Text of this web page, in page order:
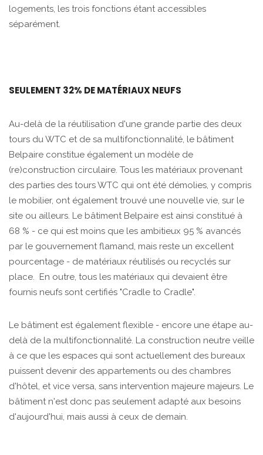
logements, les trois fonctions étant accessibles
séparément.
SEULEMENT 32% DE MATÉRIAUX NEUFS
Au-delà de la réutilisation d'une grande partie des deux
tours du WTC et de sa multifonctionnalité, le bâtiment
Belpaire constitue également un modèle de
(re)construction circulaire. Tous les matériaux provenant
des parties des tours WTC qui ont été démolies, y compris
le mobilier, ont également trouvé une nouvelle vie, sur le
site ou ailleurs. Le bâtiment Belpaire est ainsi constitué à
68 % - ce qui est moins que les ambitieux 95 % avancés
par le gouvernement flamand, mais reste un excellent
pourcentage - de matériaux réutilisés ou recyclés sur
place. En outre, tous les matériaux qui devaient être
fournis neufs sont certifiés "Cradle to Cradle".
Le bâtiment est également flexible - encore une étape au-
delà de la multifonctionnalité. La construction neutre veille
à ce que les espaces qui sont actuellement des bureaux
puissent devenir des appartements ou des chambres
d'hôtel, et vice versa, sans intervention majeure majeurs. Le
bâtiment n'est donc pas seulement adapté aux besoins
d'aujourd'hui, mais aussi à ceux de demain.